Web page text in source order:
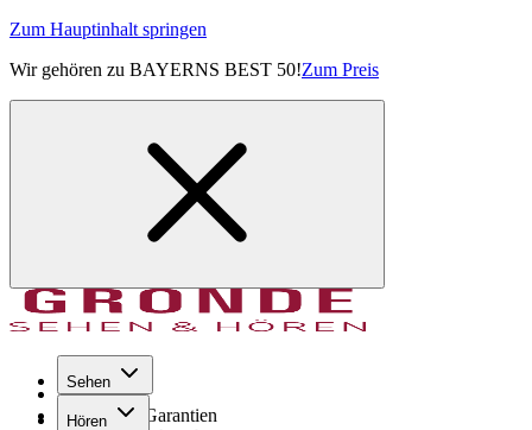
Zum Hauptinhalt springen
Wir gehören zu BAYERNS BEST 50!Zum Preis
Sehen
Hören
Seit 1971
GRONDE Garantien